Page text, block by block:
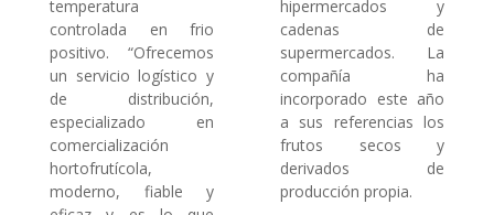
temperatura
controlada en frio
positivo. “Ofrecemos
un servicio logístico y
de distribución,
especializado en
comercialización
hortofrutícola,
moderno, fiable y
hipermercados y
cadenas de
supermercados. La
compañía ha
incorporado este año
a sus referencias los
frutos secos y
derivados de
producción propia.